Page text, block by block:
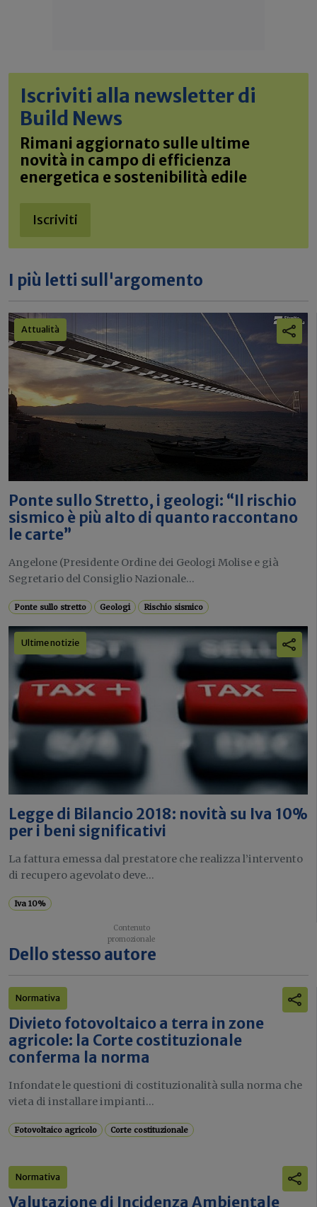
Iscriviti alla newsletter di
Build News
Rimani aggiornato sulle ultime
novità in campo di efficienza
energetica e sostenibilità edile
Iscriviti
I più letti sull'argomento
Attualità
Ponte sullo Stretto, i geologi: “Il rischio
sismico è più alto di quanto raccontano
le carte”
Angelone (Presidente Ordine dei Geologi Molise e già
Segretario del Consiglio Nazionale...
Ponte sullo stretto Geologi Rischio sismico
Ultime notizie
Legge di Bilancio 2018: novità su Iva 10%
per i beni significativi
La fattura emessa dal prestatore che realizza l’intervento
di recupero agevolato deve...
Iva 10%
Dello stesso autore
Normativa
Divieto fotovoltaico a terra in zone
agricole: la Corte costituzionale
conferma la norma
Infondate le questioni di costituzionalità sulla norma che
vieta di installare impianti...
Fotovoltaico agricolo Corte costituzionale
Normativa
Valutazione di Incidenza Ambientale